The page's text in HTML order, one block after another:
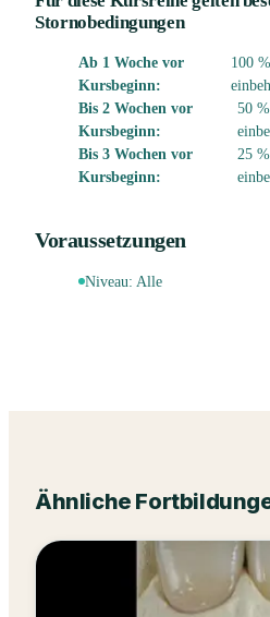
Stornobedingungen
Ab 1 Woche vor
Kursbeginn:
100
Bis 2 Wochen vor
Kursbeginn:
50
Bis 3 Wochen vor
Kursbeginn:
25
Voraussetzungen
Niveau: Alle
Ähnliche